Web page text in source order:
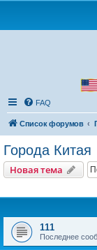
FAQ
Список форумов
Города Китая
Новая тема
111
Последнее